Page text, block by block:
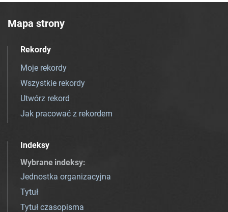
Mapa strony
Rekordy
Moje rekordy
Wszystkie rekordy
Utwórz rekord
Jak pracować z rekordem
Indeksy
Wybrane indeksy:
Jednostka organizacyjna
Tytuł
Tytuł czasopisma